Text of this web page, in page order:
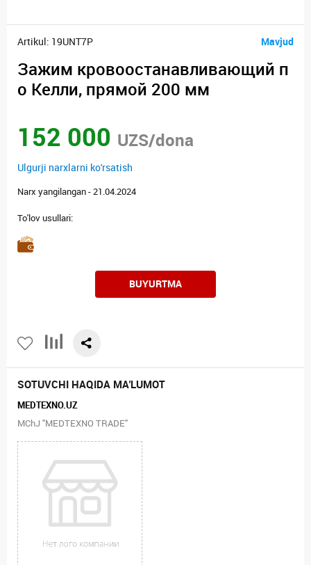
Artikul: 19UNT7P Mavjud
Зажим кровоостанавливающий п
о Келли, прямой 200 мм
152 000 UZS/dona
Ulgurji narxlarni ko'rsatish
Narx yangilangan - 21.04.2024
To'lov usullari:
BUYURTMA
SOTUVCHI HAQIDA MA'LUMOT
MEDTEXNO.UZ
MChJ "MEDTEXNO TRADE"